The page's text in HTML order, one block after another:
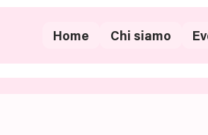
Home Chi siamo